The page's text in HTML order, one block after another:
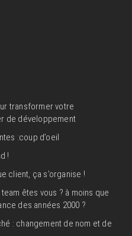
transformer votre
de développement
:coup d’oeil
!
client, ça s’organise !
êtes vous ? à moins que
des années 2000 ?
: changement de nom et de